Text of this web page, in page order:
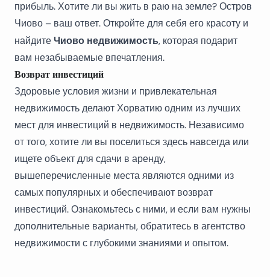
прибыль. Хотите ли вы жить в раю на земле? Остров
Чиово – ваш ответ. Откройте для себя его красоту и
найдите Чиово недвижимость, которая подарит
вам незабываемые впечатления.
Возврат инвестиций
Здоровые условия жизни и привлекательная
недвижимость делают Хорватию одним из лучших
мест для инвестиций в недвижимость. Независимо
от того, хотите ли вы поселиться здесь навсегда или
ищете объект для сдачи в аренду,
вышеперечисленные места являются одними из
самых популярных и обеспечивают возврат
инвестиций. Ознакомьтесь с ними, и если вам нужны
дополнительные варианты, обратитесь в агентство
недвижимости с глубокими знаниями и опытом.